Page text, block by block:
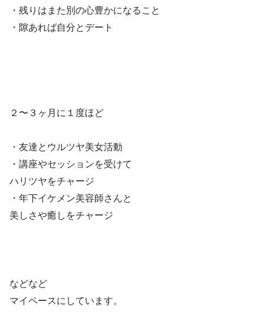
・残りはまた別の心豊かになること
・隙あれば自分とデート
２〜３ヶ月に１度ほど
・友達とウルツヤ美女活動
・講座やセッションを受けて
ハリツヤをチャージ
・年下イケメン美容師さんと
美しさや癒しをチャージ
などなど
マイペースにしています。